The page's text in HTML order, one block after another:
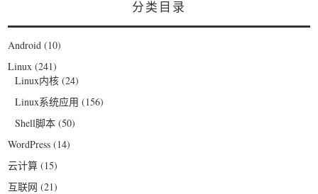
分类目录
Android (10)
Linux (241)
Linux内核 (24)
Linux系统应用 (156)
Shell脚本 (50)
WordPress (14)
云计算 (15)
互联网 (21)